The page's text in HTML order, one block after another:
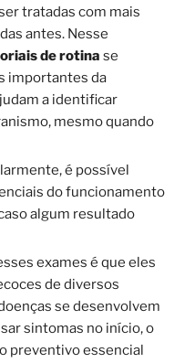
tratadas com mais
antes. Nesse
de rotina se
importantes da
a identificar
mesmo quando
é possível
do funcionamento
algum resultado
exames é que eles
de diversos
se desenvolvem
sintomas no início, o
preventivo essencial